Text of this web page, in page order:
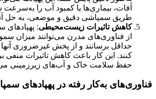
آفات، بیماری‌ها یا کمبود آب را به‌سرعت
طریق سمپاشی دقیق و موضعی، به حل
کاهش تاثیرات زیست‌محیطی: پهپادهای
از فناوری‌های مدرن می‌توانند میزان
حداقل برسانند و از پخش غیرضروری
کنند. این کار باعث کاهش تاثیرات
حفظ سلامت خاک و آب‌های زیرزمینی
فناوری‌های به‌کار رفته در پهپادهای